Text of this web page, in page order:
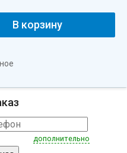
В корзину
дополнительно